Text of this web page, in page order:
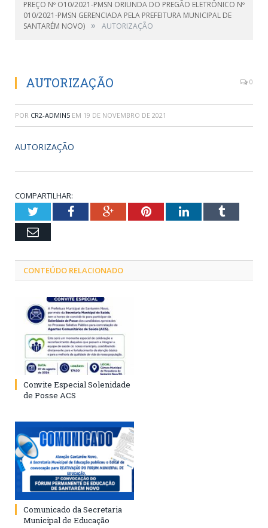
PREÇO Nº O10/2021-PMSN ORIUNDA DO PREGÃO ELETRÔNICO Nº
010/2021-PMSN GERENCIADA PELA PREFEITURA MUNICIPAL DE
SANTARÉM NOVO) » AUTORIZAÇÃO
AUTORIZAÇÃO 0
POR CR2-ADMIN5 EM 19 DE NOVEMBRO DE 2021
AUTORIZAÇÃO
COMPARTILHAR:
TwitterFacebookGoogle+PinterestLinkedInTumblr
Email
CONTEÚDO RELACIONADO
Convite Especial Solenidade
de Posse ACS
Comunicado da Secretaria
Municipal de Educação